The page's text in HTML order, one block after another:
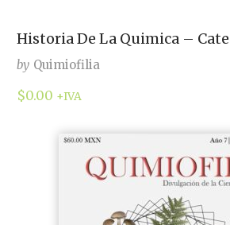
Historia De La Quimica –
by Quimiofilia
$0.00 +IVA